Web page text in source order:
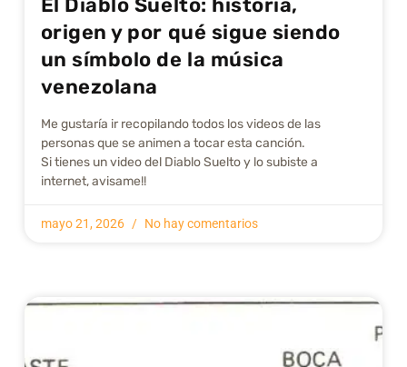
El Diablo Suelto: historia,
origen y por qué sigue siendo
un símbolo de la música
venezolana
Me gustarí­a ir recopilando todos los videos de las
personas que se animen a tocar esta canción.
Si tienes un video del Diablo Suelto y lo subiste a
internet, avisame!!
mayo 21, 2026 No hay comentarios